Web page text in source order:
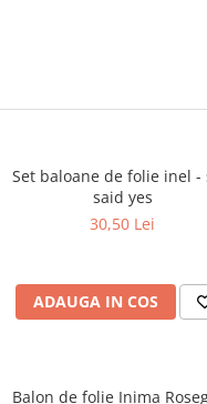
Set baloane de folie inel -
said yes
30,50 Lei
ADAUGA IN COS
Balon de folie Inima